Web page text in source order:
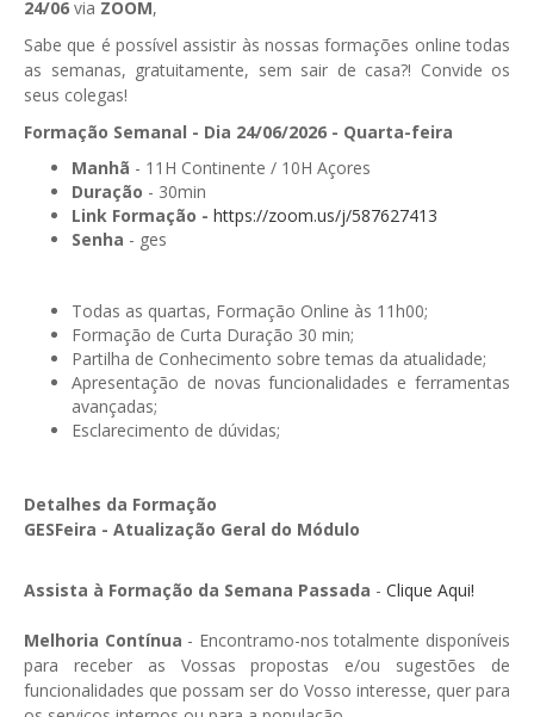
GESDenúncia
GESDocumental
GESElevador
GESEscola
GESFaturação
GESFeira
GESSocial
GESSNC-AP
GESSNC-AP Reg. Completo
GESPopulação
Submeter SAFT
24/06 via ZOOM,
Sabe que é possível assistir às nossas formações online todas
as semanas, gratuitamente, sem sair de casa?! Convide os
seus colegas!
Formação Semanal - Dia 24/06/2026 - Quarta-feira
Manhã - 11H Continente / 10H Açores
Duração - 30min
Link Formação - https://zoom.us/j/587627413
Senha - ges
Todas as quartas, Formação Online às 11h00;
Formação de Curta Duração 30 min;
Partilha de Conhecimento sobre temas da atualidade;
Apresentação de novas funcionalidades e ferramentas
avançadas;
Esclarecimento de dúvidas;
Detalhes da Formação
GESFeira - Atualização Geral do Módulo
Assista à Formação da Semana Passada - Clique Aqui!
Melhoria Contínua - Encontramo-nos totalmente disponíveis
para receber as Vossas propostas e/ou sugestões de
funcionalidades que possam ser do Vosso interesse, quer para